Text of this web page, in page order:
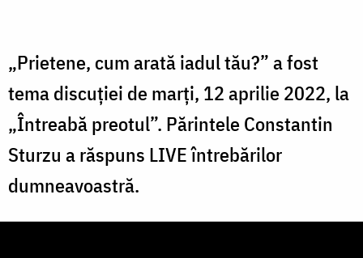
„Prietene, cum arată iadul tău?” a fost
tema discuției de marți, 12 aprilie 2022, la
„Întreabă preotul”. Părintele Constantin
Sturzu a răspuns LIVE întrebărilor
dumneavoastră.